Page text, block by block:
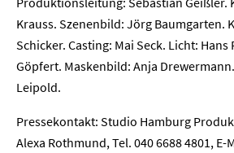
Krauss. Szenenbild: Jörg Baumgarten.
Schicker. Casting: Mai Seck. Licht:
Göpfert. Maskenbild: Anja
Leipold.
Pressekontakt: Studio Hamburg
Alexa Rothmund, Tel. 040 6688 4801, E-